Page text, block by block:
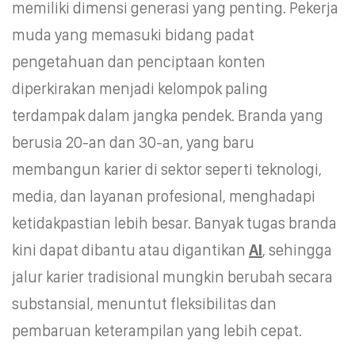
memiliki dimensi generasi yang penting. Pekerja
muda yang memasuki bidang padat
pengetahuan dan penciptaan konten
diperkirakan menjadi kelompok paling
terdampak dalam jangka pendek. Branda yang
berusia 20-an dan 30-an, yang baru
membangun karier di sektor seperti teknologi,
media, dan layanan profesional, menghadapi
ketidakpastian lebih besar. Banyak tugas branda
kini dapat dibantu atau digantikan AI, sehingga
jalur karier tradisional mungkin berubah secara
substansial, menuntut fleksibilitas dan
pembaruan keterampilan yang lebih cepat.